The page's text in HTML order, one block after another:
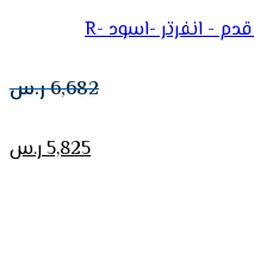
ثلاجة هيتاشي اربع ابواب دولابى 19 قدم - انفرتر -اسود R-
6,682ر.س
5,825ر.س